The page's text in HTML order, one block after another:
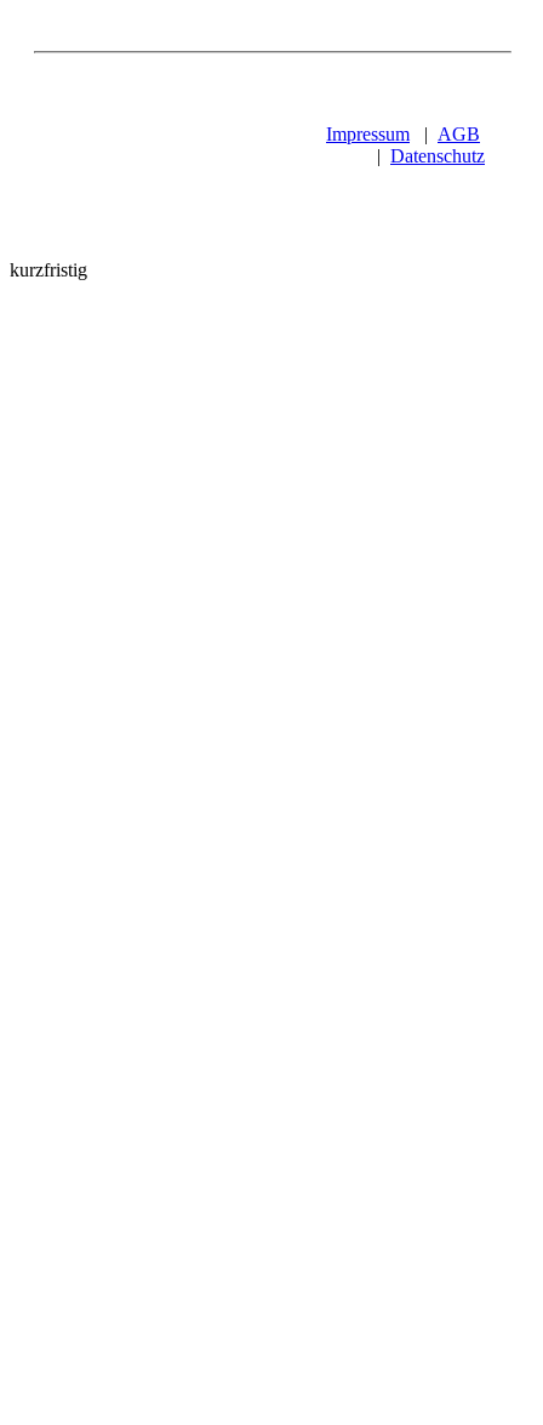
Impressum | AGB
| Datenschutz
kurzfristig